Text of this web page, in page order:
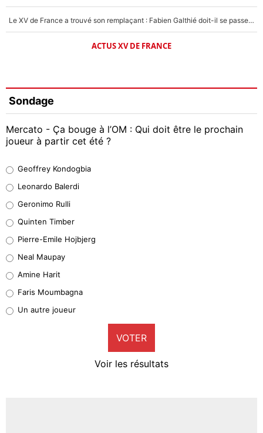
Le XV de France a trouvé son remplaçant : Fabien Galthié doit-il se passer d'Antoine Dupont ?
ACTUS XV DE FRANCE
Sondage
Mercato - Ça bouge à l’OM : Qui doit être le prochain
joueur à partir cet été ?
38%
32%
5%
1%
9%
Geoffrey Kondogbia
Leonardo Balerdi
Geronimo Rulli
Quinten Timber
Pierre-Emile Hojbjerg
Neal Maupay
Amine Harit
Faris Moumbagna
Un autre joueur
VOTER
Voir les résultats